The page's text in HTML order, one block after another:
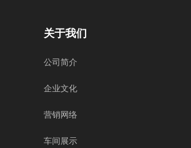
关于我们
公司简介
企业文化
营销网络
车间展示